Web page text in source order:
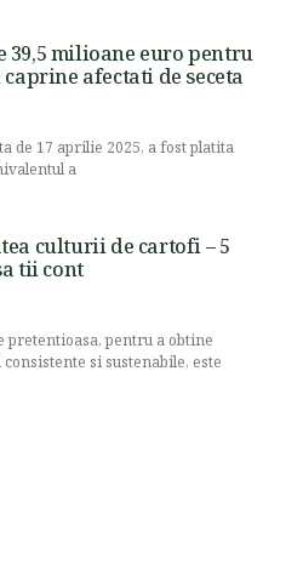
39,5 milioane euro pentru
afectati de seceta
de 17 aprilie 2025, a fost platita
a
culturii de cartofi – 5
tii cont
pretentioasa, pentru a obtine
si sustenabile, este